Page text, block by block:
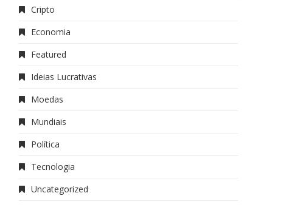
Cripto
Economia
Featured
Ideias Lucrativas
Moedas
Mundiais
Política
Tecnologia
Uncategorized